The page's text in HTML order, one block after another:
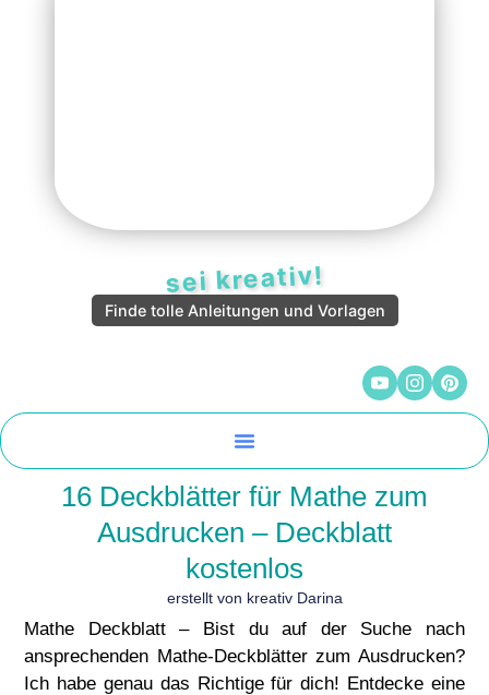
sei kreativ!
Finde tolle Anleitungen und Vorlagen
16 Deckblätter für Mathe zum
Ausdrucken – Deckblatt
kostenlos
erstellt von kreativ Darina
Mathe Deckblatt – Bist du auf der Suche nach
ansprechenden Mathe-Deckblätter zum Ausdrucken?
Ich habe genau das Richtige für dich! Entdecke eine